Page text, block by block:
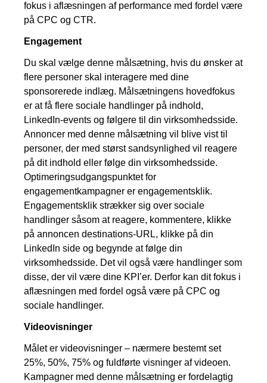
fokus i aflæsningen af performance med fordel være
på CPC og CTR.
Engagement
Du skal vælge denne målsætning, hvis du ønsker at
flere personer skal interagere med dine
sponsorerede indlæg. Målsætningens hovedfokus
er at få flere sociale handlinger på indhold,
LinkedIn-events og følgere til din virksomhedsside.
Annoncer med denne målsætning vil blive vist til
personer, der med størst sandsynlighed vil reagere
på dit indhold eller følge din virksomhedsside.
Optimeringsudgangspunktet for
engagementkampagner er engagementsklik.
Engagementsklik strækker sig over sociale
handlinger såsom at reagere, kommentere, klikke
på annoncen destinations-URL, klikke på din
LinkedIn side og begynde at følge din
virksomhedsside. Det vil også være handlinger som
disse, der vil være dine KPI’er. Derfor kan dit fokus i
aflæsningen med fordel også være på CPC og
sociale handlinger.
Videovisninger
Målet er videovisninger – nærmere bestemt set
25%, 50%, 75% og fuldførte visninger af videoen.
Kampagner med denne målsætning er fordelagtig